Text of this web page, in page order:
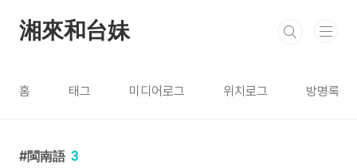
湘來和台妹
홈 태그 미디어로그 위치로그 방명록
閩南語 3